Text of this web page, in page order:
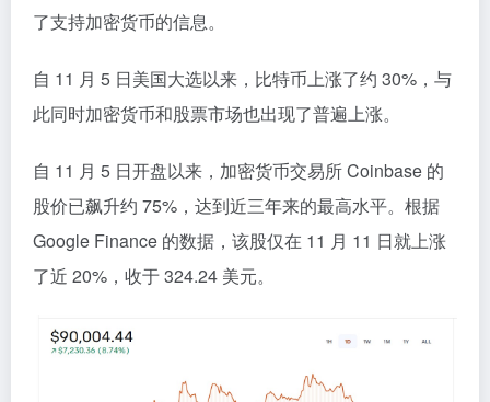
了支持加密货币的信息。
自 11 月 5 日美国大选以来，比特币上涨了约 30%，与
此同时加密货币和股票市场也出现了普遍上涨。
自 11 月 5 日开盘以来，加密货币交易所 Coinbase 的
股价已飙升约 75%，达到近三年来的最高水平。根据
Google Finance 的数据，该股仅在 11 月 11 日就上涨
了近 20%，收于 324.24 美元。